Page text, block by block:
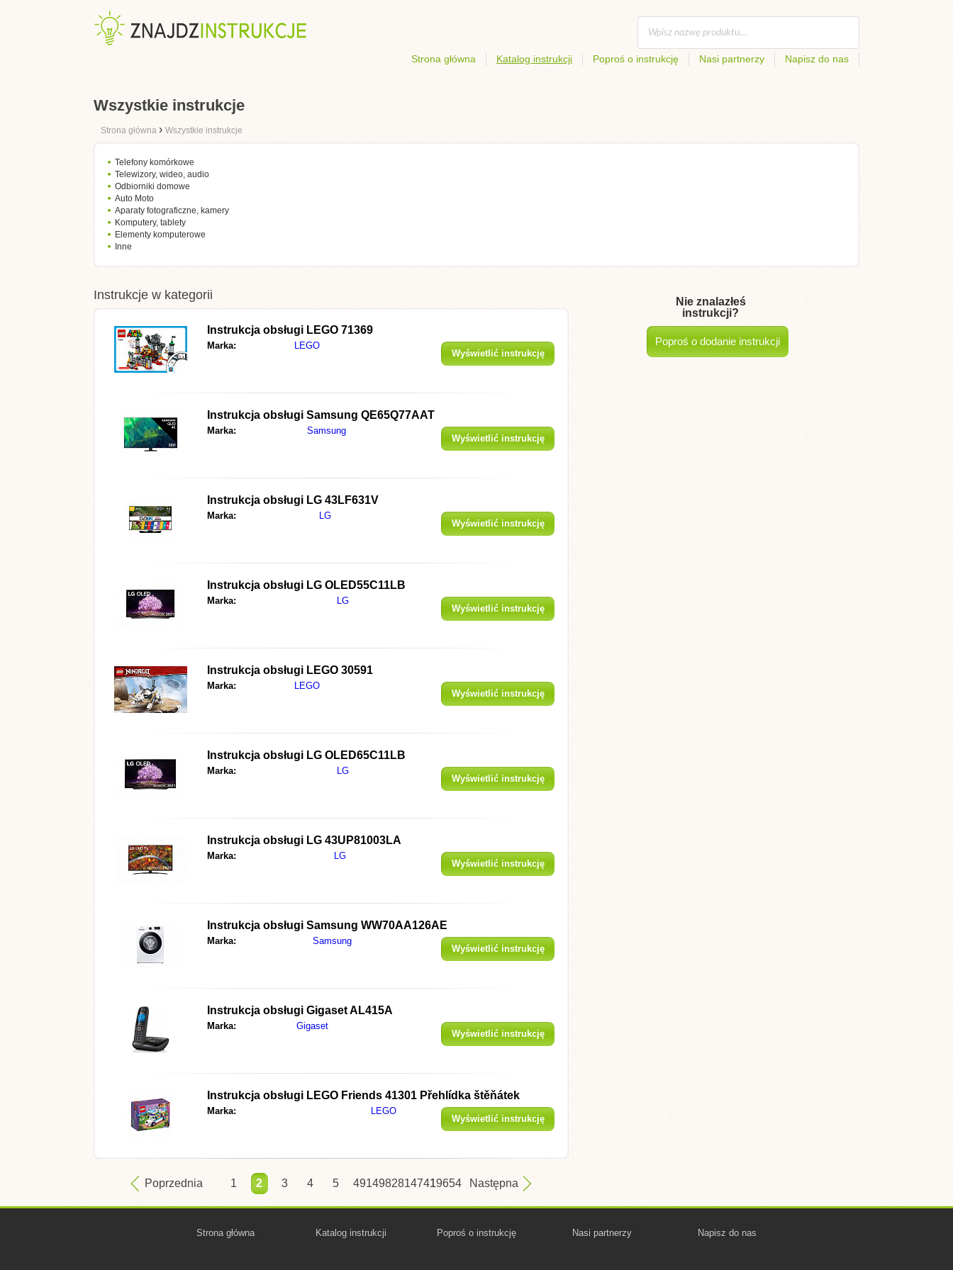
Strona główna Katalog instrukcji Poproś o instrukcję Nasi partnerzy Napisz do nas
Wszystkie instrukcje
Strona główna › Wszystkie instrukcje
Telefony komórkowe
Telewizory, wideo, audio
Odbiorniki domowe
Auto Moto
Aparaty fotograficzne, kamery
Komputery, tablety
Elementy komputerowe
Inne
Instrukcje w kategorii
Instrukcja obsługi LEGO 71369
Marka: LEGO
Wyświetlić instrukcję
Instrukcja obsługi Samsung QE65Q77AAT
Marka: Samsung
Wyświetlić instrukcję
Instrukcja obsługi LG 43LF631V
Marka: LG
Wyświetlić instrukcję
Instrukcja obsługi LG OLED55C11LB
Marka: LG
Wyświetlić instrukcję
Instrukcja obsługi LEGO 30591
Marka: LEGO
Wyświetlić instrukcję
Instrukcja obsługi LG OLED65C11LB
Marka: LG
Wyświetlić instrukcję
Instrukcja obsługi LG 43UP81003LA
Marka: LG
Wyświetlić instrukcję
Instrukcja obsługi Samsung WW70AA126AE
Marka: Samsung
Wyświetlić instrukcję
Instrukcja obsługi Gigaset AL415A
Marka: Gigaset
Wyświetlić instrukcję
Instrukcja obsługi LEGO Friends 41301 Přehlídka štěňátek
Marka: LEGO
Wyświetlić instrukcję
Poprzednia 1 2 3 4 5 491498281474119654 Następna
Nie znalazłeś
instrukcji?
Poproś o dodanie instrukcji
Strona główna Katalog instrukcji Poproś o instrukcję Nasi partnerzy Napisz do nas